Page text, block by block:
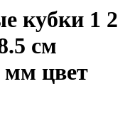
кубки 1 2
см
мм цвет